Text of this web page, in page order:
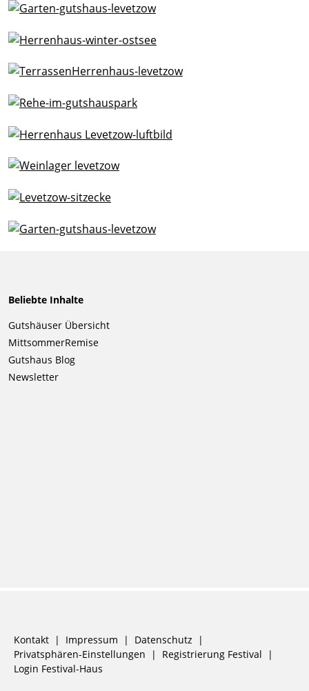
Beliebte Inhalte
Navigation
überspringen
Gutshäuser Übersicht
MittsommerRemise
Gutshaus Blog
Newsletter
Navigation
überspringen
Kontakt Impressum
Datenschutz
Privatsphären-Einstellungen
Registrierung Festival
Login Festival-Haus